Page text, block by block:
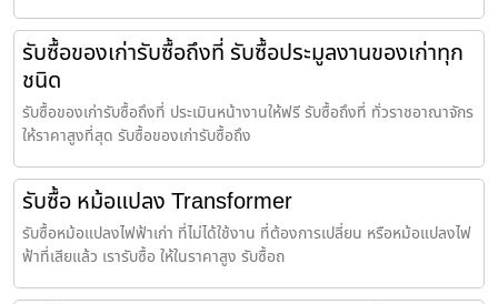
รับซื้อของเก่ารับซื้อถึงที่ รับซื้อประมูลงานของเก่าทุก
ชนิด
รับซื้อของเก่ารับซื้อถึงที่ ประเมินหน้างานให้ฟรี รับซื้อถึงที่ ทั่วราชอาณาจักร
ให้ราคาสูงที่สุด รับซื้อของเก่ารับซื้อถึง
รับซื้อ หม้อแปลง Transformer
รับซื้อหม้อแปลงไฟฟ้าเก่า ที่ไม่ได้ใช้งาน ที่ต้องการเปลี่ยน หรือหม้อแปลงไฟ
ฟ้าที่เสียแล้ว เรารับซื้อ ให้ในราคาสูง รับซื้อถ